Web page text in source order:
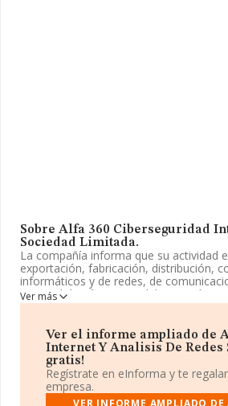
Sobre Alfa 360 Ciberseguridad
Sociedad Limitada.
La compañía informa que su actividad
exportación, fabricación, distribución,
informáticos y de redes, de
material de oficina y mobiliario, así
complementos propios de dichos
Su actividad CNAE es '%cnae%' con
y exportadora.
La sociedadAlfa 360
Sociedad Limitada
, B22432884, se
Villahermosa núm. 1, (22001), en el
Ver más
Ver el informe ampliado de
Internet Y Analisis De Redes
gratis!
Regístrate en eInforma y te
empresa.
VER INFORME AMPLIADO DE